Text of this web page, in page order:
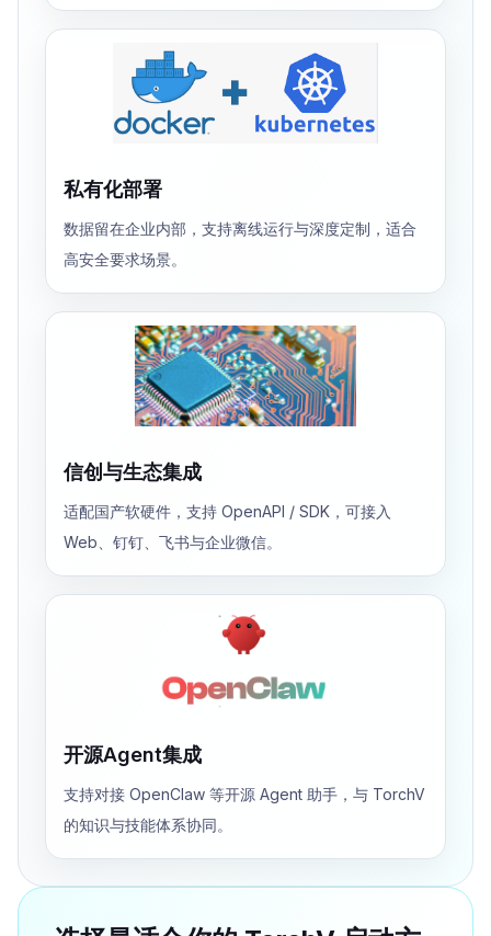
私有化部署
数据留在企业内部，支持离线运行与深度定制，适合
高安全要求场景。
信创与生态集成
适配国产软硬件，支持 OpenAPI / SDK，可接入
Web、钉钉、飞书与企业微信。
开源Agent集成
支持对接 OpenClaw 等开源 Agent 助手，与 TorchV
的知识与技能体系协同。